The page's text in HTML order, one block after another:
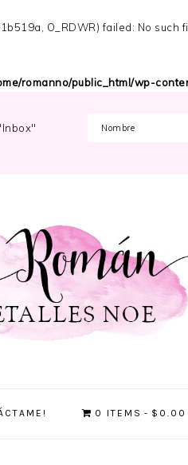
O_RDWR) failed: No such
romanno/public_html/wp-
0 ITEMS $0.00